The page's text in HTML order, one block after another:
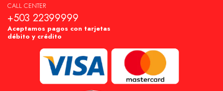
CALL CENTER
+503 22399999
Aceptamos pagos con tarjetas
débito y crédito